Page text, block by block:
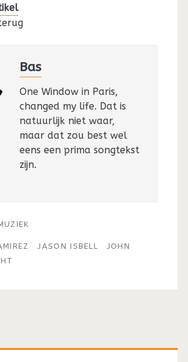
Bas
One Window in Paris,
changed my life. Dat is
natuurlijk niet waar,
maar dat zou best wel
eens een prima songtekst
zijn.
JASON ISBELL
JOHN